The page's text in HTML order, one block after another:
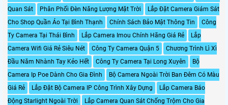
Quan Sát
Phân Phối Đèn Năng Lượng Mặt Trời
Lắp Đặt Camera Giám Sát
Cho Shop Quần Áo Tại Bình Thạnh
Chính Sách Bảo Mật Thông Tin
Công
Ty Camera Tại Thái Bình
Lắp Camera Imou Chính Hãng Giá Rẻ
Lắp
Camera Wifi Giá Rẻ Siêu Nét
Công Ty Camera Quận 5
Chương Trình Lì Xì
Đầu Năm Nhành Tay Kẻo Hết
Công Ty Camera Tại Long Xuyên
Bộ
Camera Ip Poe Dành Cho Gia Đình
Bộ Camera Ngoài Trời Ban Đêm Có Màu
Giá Rẻ
Lắp Đặt Bộ Camera IP Công Trình Xây Dựng
Lắp Camera Báo
Động Starlight Ngoài Trời
Lắp Camera Quan Sát Chống Trộm Cho Gia